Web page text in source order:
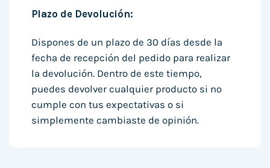
Plazo de Devolución:
Dispones de un plazo de 30 días desde la
fecha de recepción del pedido para realizar
la devolución. Dentro de este tiempo,
puedes devolver cualquier producto si no
cumple con tus expectativas o si
simplemente cambiaste de opinión.